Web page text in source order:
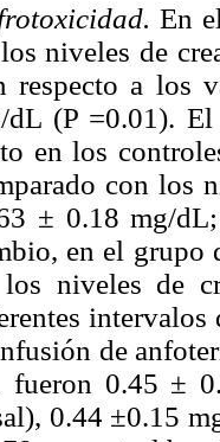
En
niveles de
respecto a los
dL (P =0.01). El
en los
con los
± 0.18 mg/
en el grupo
niveles de
de
fueron 0.45 ±
0.44 ±0.15